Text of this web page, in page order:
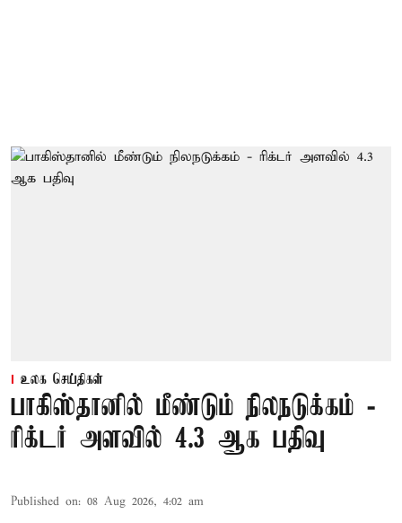
உலக செய்திகள்
பாகிஸ்தானில் மீண்டும் நிலநடுக்கம் -
ரிக்டர் அளவில் 4.3 ஆக பதிவு
Published on: 08 Aug 2026, 4:02 am